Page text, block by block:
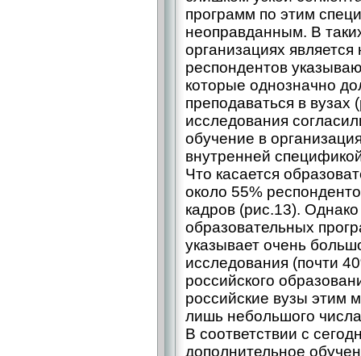
программ по этим
неоправданным. В
организациях
респондентов
которые однозначно
преподаваться в вузах
исследования
обучение в
внутренней
Что касается
около 55%
кадров (рис.13).
образовательных
указывает очень
исследования (почти
российского
российские вузы этим
лишь небольшого
В соответствии с
дополнительное